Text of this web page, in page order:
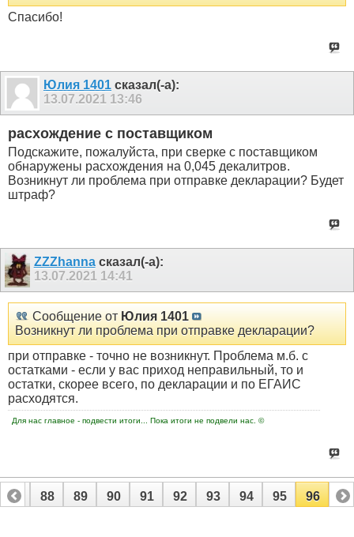
Спасибо!
Юлия 1401 сказал(-а):
13.07.2021 13:46
расхождение с поставщиком
Подскажите, пожалуйста, при сверке с поставщиком
обнаружены расхождения на 0,045 декалитров.
Возникнут ли проблема при отправке декларации? Будет
штраф?
ZZZhannaсказал(-а):
13.07.2021 14:41
Сообщение от Юлия 1401
Возникнут ли проблема при отправке декларации?
при отправке - точно не возникнут. Проблема м.б. с
остатками - если у вас приход неправильный, то и
остатки, скорее всего, по декларации и по ЕГАИС
расходятся.
Для нас главное - подвести итоги... Пока итоги не подвели нас. ©
87 88 89 90 91 92 93 94 95 96